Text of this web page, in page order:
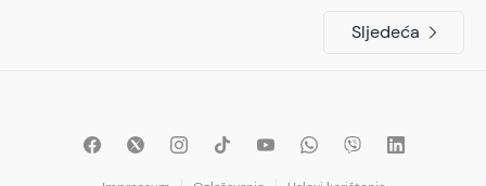
Sljedeća